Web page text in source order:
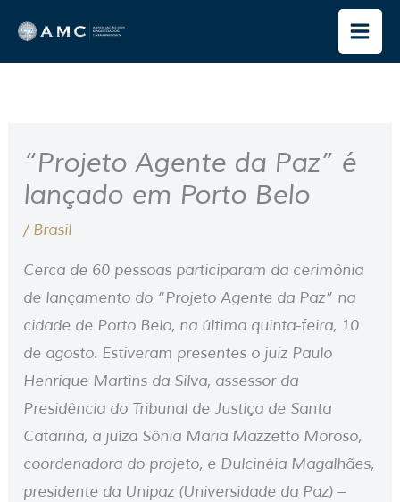
para
o
“Projeto Agente da Paz” é
lançado em Porto Belo
/ Brasil
Cerca de 60 pessoas participaram da cerimônia
de lançamento do “Projeto Agente da Paz” na
cidade de Porto Belo, na última quinta-feira, 10
de agosto. Estiveram presentes o juiz Paulo
Henrique Martins da Silva, assessor da
Presidência do Tribunal de Justiça de Santa
Catarina, a juíza Sônia Maria Mazzetto Moroso,
coordenadora do projeto, e Dulcinéia Magalhães,
presidente da Unipaz (Universidade da Paz) –